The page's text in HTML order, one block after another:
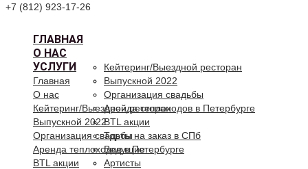
+7 (812) 923-17-26
ГЛАВНАЯ
О НАС
УСЛУГИ
Кейтеринг/Выездной ресторан
Выпускной 2022
Организация свадьбы
Аренда теплоходов в Петербурге
BTL акции
Торты на заказ в СПб
Ведущие
Артисты
Главная
О нас
Кейтеринг/Выездной ресторан
Выпускной 2022
Организация свадьбы
Аренда теплоходов в Петербурге
BTL акции